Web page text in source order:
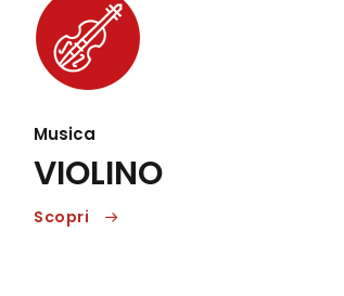
Musica
VIOLINO
Scopri